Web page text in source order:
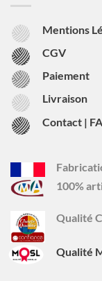
Mentions
CGV
Paiement
Livraison
Contact |
100%
Qualité
Qualité